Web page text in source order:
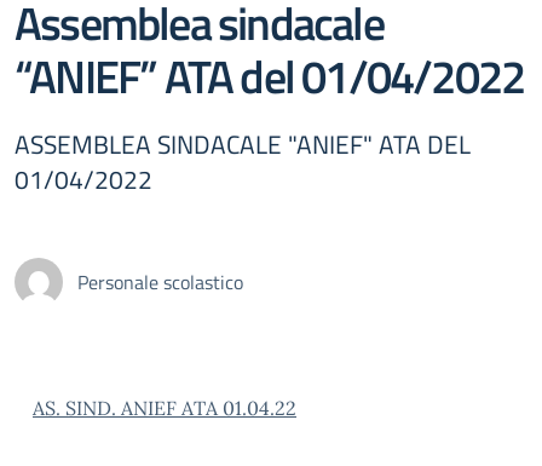
Assemblea sindacale
“ANIEF” ATA del 01/04/2022
ASSEMBLEA SINDACALE "ANIEF" ATA DEL
01/04/2022
Personale scolastico
AS. SIND. ANIEF ATA 01.04.22